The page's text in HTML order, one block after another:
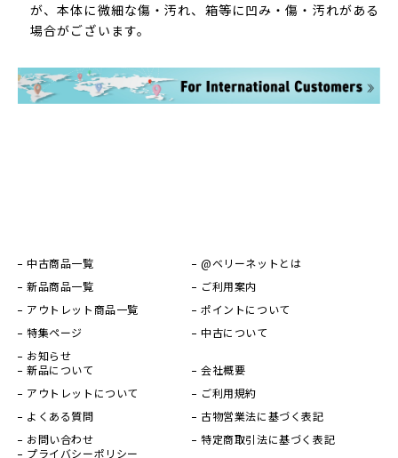
が、本体に微細な傷・汚れ、箱等に凹み・傷・汚れがある
場合がございます。
中古商品一覧
新品商品一覧
アウトレット商品一覧
特集ページ
お知らせ
@ベリーネットとは
ご利用案内
ポイントについて
中古について
新品について
アウトレットについて
よくある質問
お問い合わせ
会社概要
ご利用規約
古物営業法に基づく表記
特定商取引法に基づく表記
プライバシーポリシー